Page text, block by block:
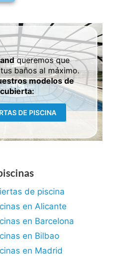
queremos que
baños al máximo.
modelos de
cubierta:
DE PISCINA
de piscina
en Alicante
en Barcelona
en Bilbao
en Madrid